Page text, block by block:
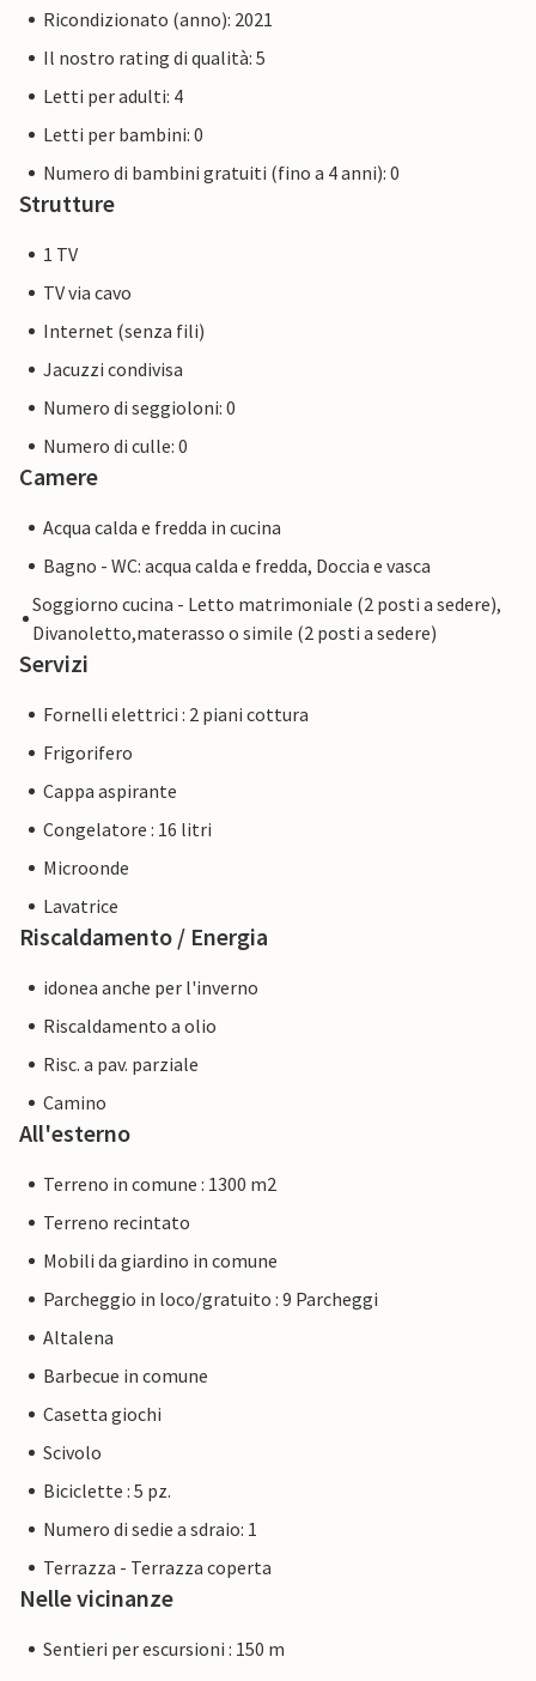
Ricondizionato (anno): 2021
Il nostro rating di qualità: 5
Letti per adulti: 4
Letti per bambini: 0
Numero di bambini gratuiti (fino a 4 anni): 0
Strutture
1 TV
TV via cavo
Internet (senza fili)
Jacuzzi condivisa
Numero di seggioloni: 0
Numero di culle: 0
Camere
Acqua calda e fredda in cucina
Bagno - WC: acqua calda e fredda, Doccia e vasca
Soggiorno cucina - Letto matrimoniale (2 posti a sedere),
Divanoletto,materasso o simile (2 posti a sedere)
Servizi
Fornelli elettrici : 2 piani cottura
Frigorifero
Cappa aspirante
Congelatore : 16 litri
Microonde
Lavatrice
Riscaldamento / Energia
idonea anche per l'inverno
Riscaldamento a olio
Risc. a pav. parziale
Camino
All'esterno
Terreno in comune : 1300 m2
Terreno recintato
Mobili da giardino in comune
Parcheggio in loco/gratuito : 9 Parcheggi
Altalena
Barbecue in comune
Casetta giochi
Scivolo
Biciclette : 5 pz.
Numero di sedie a sdraio: 1
Terrazza - Terrazza coperta
Nelle vicinanze
Sentieri per escursioni : 150 m